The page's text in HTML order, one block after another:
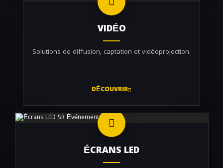
VIDÉO
Solutions de diffusion, captation et vidéoprojection.
DÉCOUVRIR
ÉCRANS LED